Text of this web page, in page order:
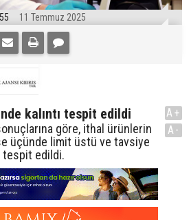
11 Temmuz 2025
kalıntı tespit edildi
göre, ithal ürünlerin
üçünde limit üstü ve tavsiye
tespit edildi.
A+
A-